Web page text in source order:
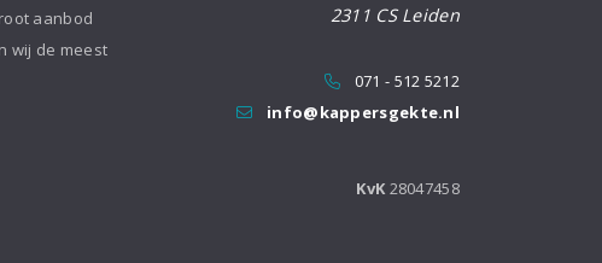
aanbod
wij de meest
2311 CS Leiden
071 - 512 5212
info@kappersgekte.nl
KvK 28047458